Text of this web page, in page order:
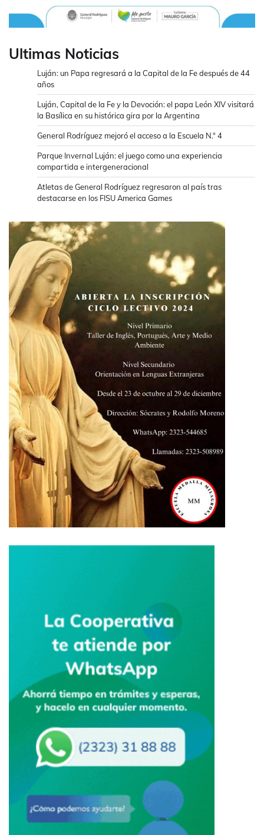
Ultimas Noticias
Luján: un Papa regresará a la Capital de la Fe después de 44
años
Luján, Capital de la Fe y la Devoción: el papa León XIV visitará
la Basílica en su histórica gira por la Argentina
General Rodríguez mejoró el acceso a la Escuela N.° 4
Parque Invernal Luján: el juego como una experiencia
compartida e intergeneracional
Atletas de General Rodríguez regresaron al país tras
destacarse en los FISU America Games